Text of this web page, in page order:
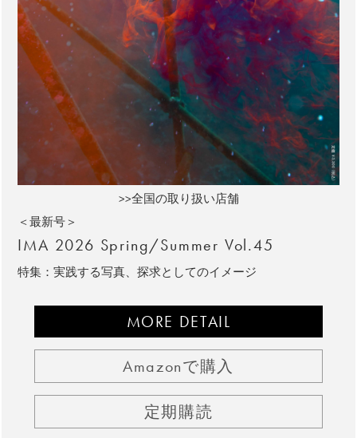
>>全国の取り扱い店舗
＜最新号＞
IMA 2026 Spring/Summer Vol.45
特集：実践する写真、探求としてのイメージ
MORE DETAIL
Amazonで購入
定期購読